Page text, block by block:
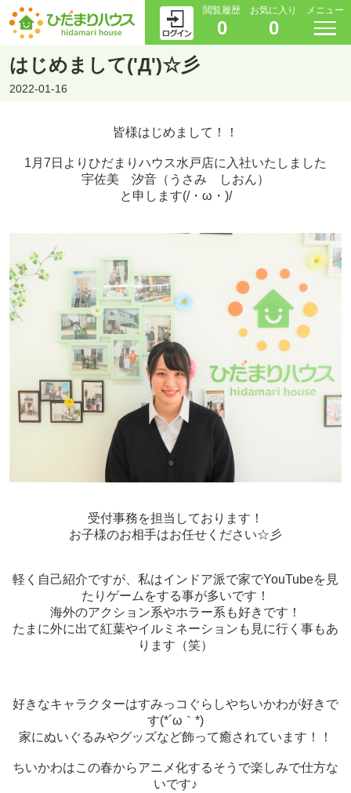
閲覧履歴
0
お気に入り
0
メニュー
はじめまして('Д')☆彡
2022-01-16
皆様はじめまして！！
1月7日よりひだまりハウス水戸店に入社いたしました
宇佐美 汐音（うさみ しおん）
と申します(/・ω・)/
受付事務を担当しております！
お子様のお相手はお任せください☆彡
軽く自己紹介ですが、私はインドア派で家でYouTubeを見
たりゲームをする事が多いです！
海外のアクション系やホラー系も好きです！
たまに外に出て紅葉やイルミネーションも見に行く事もあ
ります（笑）
好きなキャラクターはすみっコぐらしやちいかわが好きで
す(*´ω｀*)
家にぬいぐるみやグッズなど飾って癒されています！！
ちいかわはこの春からアニメ化するそうで楽しみで仕方な
いです♪